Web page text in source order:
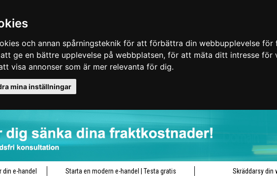
och annan spårningsteknik för att förbättra din webbupplevelse för
ge en bättre upplevelse på webbplatsen, för att mäta ditt intresse för
visa annonser som är mer relevanta för dig.
mina inställningar
e-handel Starta en modern e-handel | Testa gratis Skräddarsy din